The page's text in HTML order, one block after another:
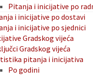
Pitanja i inicijative po
i inicijative po dostavi
i inicijative po sjednici
Gradskog vijeća
Gradskog vijeća
pitanja i inicijativa
Po godini